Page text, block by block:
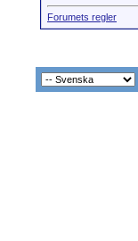
Forumets regler